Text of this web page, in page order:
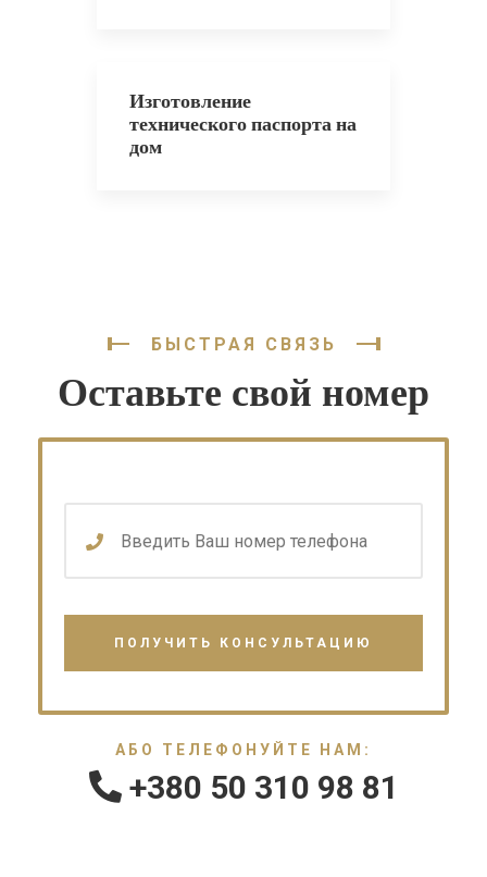
Изготовление
технического паспорта на
дом
БЫСТРАЯ СВЯЗЬ
Оставьте свой номер
АБО ТЕЛЕФОНУЙТЕ НАМ:
+380 50 310 98 81